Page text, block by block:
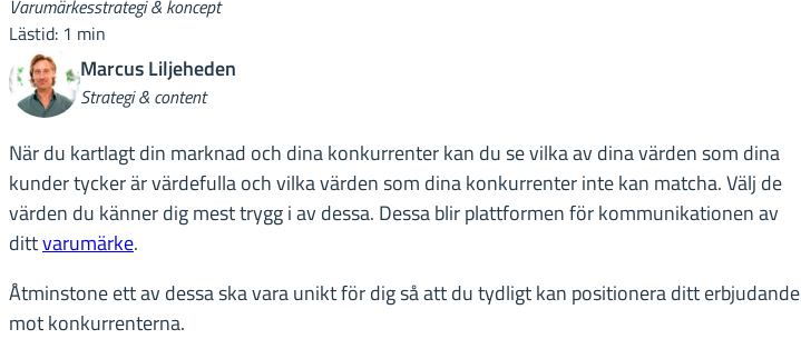
Varumärkesstrategi & koncept
Lästid: 1 min
Marcus Liljeheden
Strategi & content
När du kartlagt din marknad och dina konkurrenter kan du se vilka av dina värden som dina
kunder tycker är värdefulla och vilka värden som dina konkurrenter inte kan matcha. Välj de
värden du känner dig mest trygg i av dessa. Dessa blir plattformen för kommunikationen av
dittvarumärke.
Åtminstone ett av dessa ska vara unikt för dig så att du tydligt kan positionera ditt erbjudande
mot konkurrenterna.